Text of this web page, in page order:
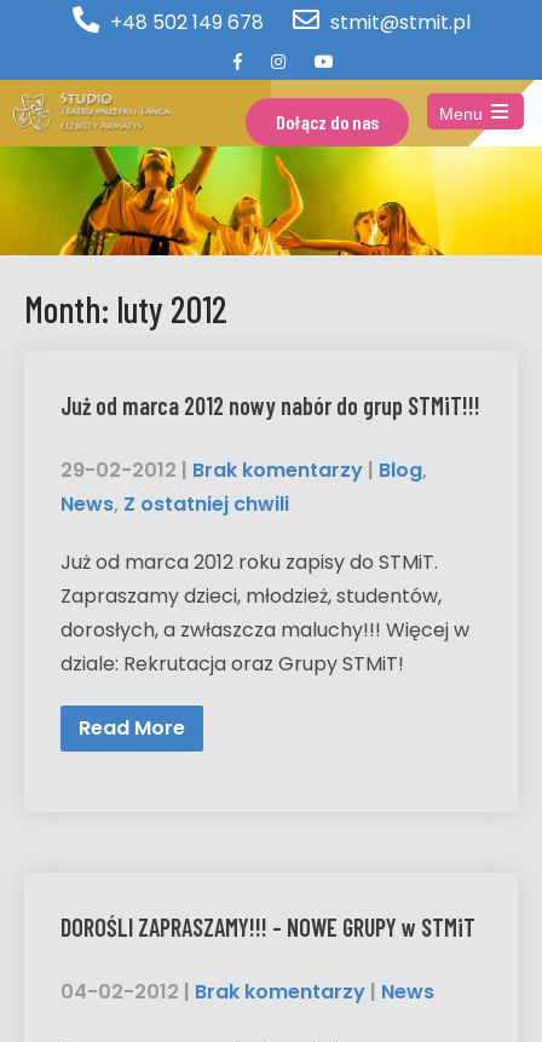
+48 502 149 678 stmit@stmit.pl
Dołącz do nas
Menu
Open
the
main
menu
Month: luty 2012
Już od marca 2012 nowy nabór do grup STMiT!!!
29-02-2012 | Brak komentarzy | Blog,
News, Z ostatniej chwili
Już od marca 2012 roku zapisy do STMiT.
Zapraszamy dzieci, młodzież, studentów,
dorosłych, a zwłaszcza maluchy!!! Więcej w
dziale: Rekrutacja oraz Grupy STMiT!
Read More
DOROŚLI ZAPRASZAMY!!! – NOWE GRUPY w STMiT
04-02-2012 | Brak komentarzy | News